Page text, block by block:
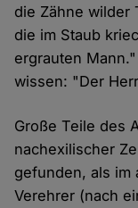
die Zähne wilder
die im Staub
ergrauten
wissen: "Der
Große Teile des
nachexilischer
gefunden, als im
Verehrer (nach